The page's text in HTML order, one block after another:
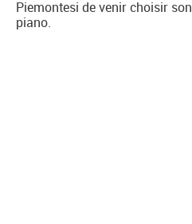
Piemontesi de venir choisir son
piano.